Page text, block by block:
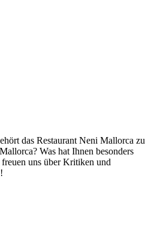
das Restaurant Neni Mallorca zu
Was hat Ihnen besonders
uns über Kritiken und